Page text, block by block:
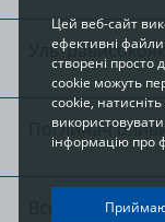
Цей веб-сайт
ефективні файли
створені просто
cookie можуть
cookie,
інформацію про
Your
Поглинач
Всесезонна